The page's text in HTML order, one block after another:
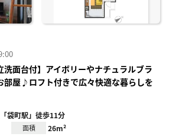
洗面台付】アイボリーやナチュラルブラ
部屋♪ロフト付きで広々快適な暮らしを
袋町駅」徒歩11分
面積 26m²